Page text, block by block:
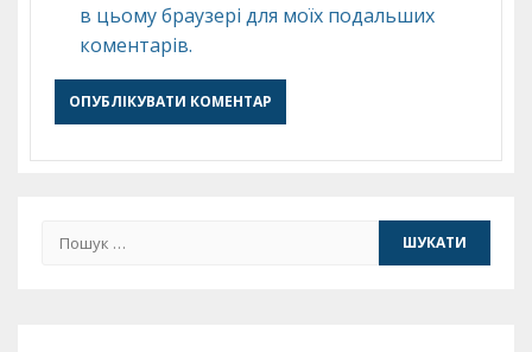
в цьому браузері для моїх подальших
коментарів.
Пошук: